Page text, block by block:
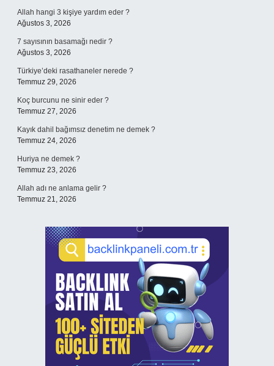
Allah hangi 3 kişiye yardım eder ?
Ağustos 3, 2026
7 sayısının basamağı nedir ?
Ağustos 3, 2026
Türkiye’deki rasathaneler nerede ?
Temmuz 29, 2026
Koç burcunu ne sinir eder ?
Temmuz 27, 2026
Kayık dahil bağımsız denetim ne demek ?
Temmuz 24, 2026
Huriya ne demek ?
Temmuz 23, 2026
Allah adı ne anlama gelir ?
Temmuz 21, 2026